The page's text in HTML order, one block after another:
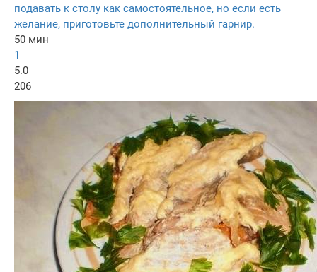
подавать к столу как самостоятельное, но если есть
желание, приготовьте дополнительный гарнир.
50 мин
1
5.0
206